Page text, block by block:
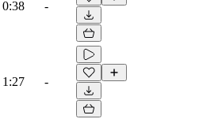
0:38 -
1:27 -